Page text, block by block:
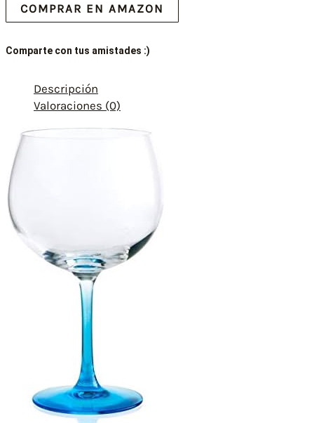
COMPRAR EN AMAZON
Comparte con tus amistades :)
Descripción
Valoraciones (0)